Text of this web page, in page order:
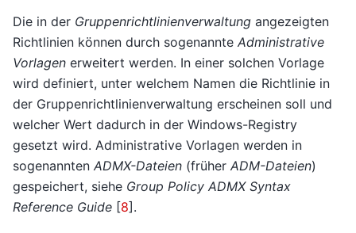
Die in der Gruppenrichtlinienverwaltung angezeigten
Richtlinien können durch sogenannte Administrative
Vorlagen erweitert werden. In einer solchen Vorlage
wird definiert, unter welchem Namen die Richtlinie in
der Gruppenrichtlinienverwaltung erscheinen soll und
welcher Wert dadurch in der Windows-Registry
gesetzt wird. Administrative Vorlagen werden in
sogenannten ADMX-Dateien (früher ADM-Dateien)
gespeichert, siehe Group Policy ADMX Syntax
Reference Guide [8] .